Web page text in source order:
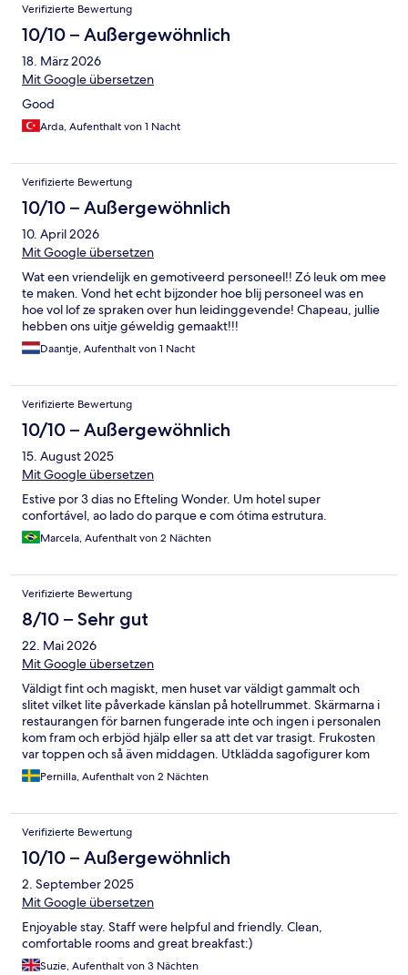
Verifizierte Bewertung
10/10 – Außergewöhnlich
18. März 2026
Mit Google übersetzen
Good
Arda, Aufenthalt von 1 Nacht
Verifizierte Bewertung
10/10 – Außergewöhnlich
10. April 2026
Mit Google übersetzen
Wat een vriendelijk en gemotiveerd personeel!! Zó leuk om mee
te maken. Vond het echt bijzonder hoe blij personeel was en
hoe vol lof ze spraken over hun leidinggevende! Chapeau, jullie
hebben ons uitje géweldig gemaakt!!!
Daantje, Aufenthalt von 1 Nacht
Verifizierte Bewertung
10/10 – Außergewöhnlich
15. August 2025
Mit Google übersetzen
Estive por 3 dias no Efteling Wonder. Um hotel super
confortável, ao lado do parque e com ótima estrutura.
Marcela, Aufenthalt von 2 Nächten
Verifizierte Bewertung
8/10 – Sehr gut
22. Mai 2026
Mit Google übersetzen
Väldigt fint och magiskt, men huset var väldigt gammalt och
slitet vilket lite påverkade känslan på hotellrummet. Skärmarna i
restaurangen för barnen fungerade inte och ingen i personalen
kom fram och erbjöd hjälp eller sa att det var trasigt. Frukosten
var toppen och så även middagen. Utklädda sagofigurer kom
förbi under frukosten och det var små gåvor till barnen hela
tiden vilket trots allt gjorde det hela till en magisk plats.
Pernilla, Aufenthalt von 2 Nächten
Verifizierte Bewertung
10/10 – Außergewöhnlich
2. September 2025
Mit Google übersetzen
Enjoyable stay. Staff were helpful and friendly. Clean,
comfortable rooms and great breakfast:)
Suzie, Aufenthalt von 3 Nächten